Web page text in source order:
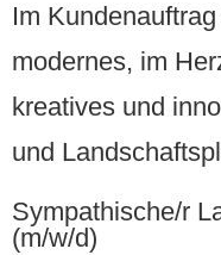
Im
modernes, im
kreatives und
und
Sympathische/r
(m/w/d)